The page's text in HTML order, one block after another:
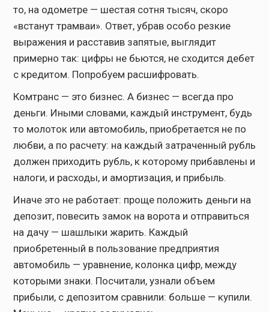
то, на одометре — шестая сотня тысяч, скоро
«встанут трамваи». Ответ, убрав особо резкие
выражения и расставив запятые, выглядит
примерно так: цифры не бьются, не сходится дебет
с кредитом. Попробуем расшифровать.
Комтранс — это бизнес. А бизнес — всегда про
деньги. Иными словами, каждый инструмент, будь
то молоток или автомобиль, приобретается не по
любви, а по расчету: на каждый затраченный рубль
должен приходить рубль, к которому прибавлены и
налоги, и расходы, и амортизация, и прибыль.
Иначе это не работает: проще положить деньги на
депозит, повесить замок на ворота и отправиться
на дачу — шашлыки жарить. Каждый
приобретенный в пользование предприятия
автомобиль — уравнение, колонка цифр, между
которыми знаки. Посчитали, узнали объем
прибыли, с депозитом сравнили: больше — купили.